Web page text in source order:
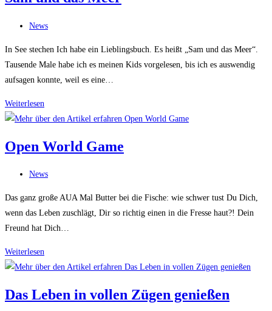
NEIN
Beitrags-
News
In See stechen Ich habe ein Lieblingsbuch. Es heißt „Sam und das Meer“.
Tausende Male habe ich es meinen Kids vorgelesen, bis ich es auswendig
aufsagen konnte, weil es eine…
Weiterlesen
und
Meer
Open World Game
Beitrags-
News
Das ganz große AUA Mal Butter bei die Fische: wie schwer tust Du Dich,
wenn das Leben zuschlägt, Dir so richtig einen in die Fresse haut?! Dein
Freund hat Dich…
Weiterlesen
World
Das Leben in vollen Zügen genießen